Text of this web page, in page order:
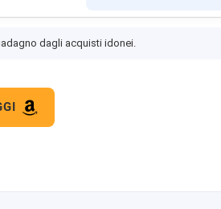
dagli acquisti idonei.